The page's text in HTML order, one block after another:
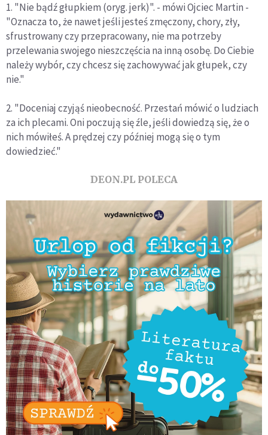
1. "Nie bądź głupkiem (oryg. jerk)". - mówi Ojciec Martin -
"Oznacza to, że nawet jeśli jesteś zmęczony, chory, zły,
sfrustrowany czy przepracowany, nie ma potrzeby
przelewania swojego nieszczęścia na inną osobę. Do Ciebie
należy wybór, czy chcesz się zachowywać jak głupek, czy
nie."
2. "Doceniaj czyjąś nieobecność. Przestań mówić o ludziach
za ich plecami. Oni poczują się źle, jeśli dowiedzą się, że o
nich mówiłeś. A prędzej czy później mogą się o tym
dowiedzieć."
DEON.PL POLECA